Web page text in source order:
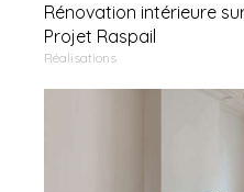
Rénovation intérieure
Projet Raspail
Réalisations